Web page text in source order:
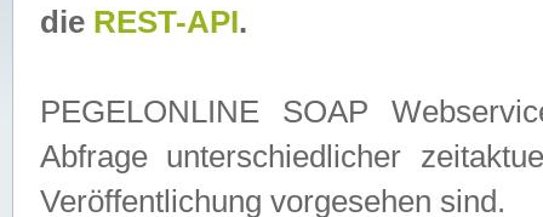
die REST-API.
PEGELONLINE SOAP
Abfrage unterschiedlicher
Veröffentlichung vorgesehen sind.